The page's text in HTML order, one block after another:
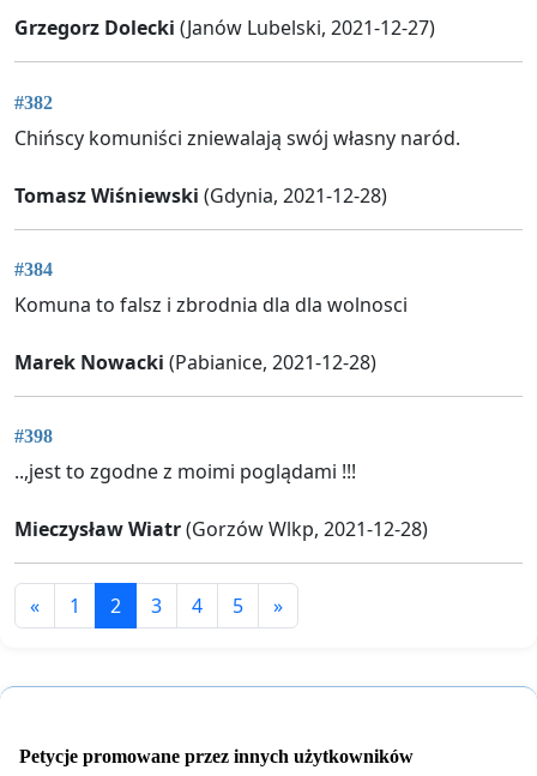
Grzegorz Dolecki (Janów Lubelski, 2021-12-27)
#382
Chińscy komuniści zniewalają swój własny naród.
Tomasz Wiśniewski (Gdynia, 2021-12-28)
#384
Komuna to falsz i zbrodnia dla dla wolnosci
Marek Nowacki (Pabianice, 2021-12-28)
#398
..,jest to zgodne z moimi poglądami !!!
Mieczysław Wiatr(Gorzów Wlkp, 2021-12-28)
« 1 2 3 4 5 »
Petycje promowane przez innych użytkowników